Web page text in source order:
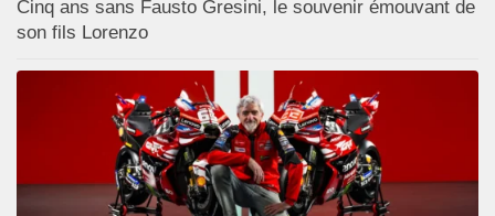
Cinq ans sans Fausto Gresini, le souvenir émouvant de
son fils Lorenzo